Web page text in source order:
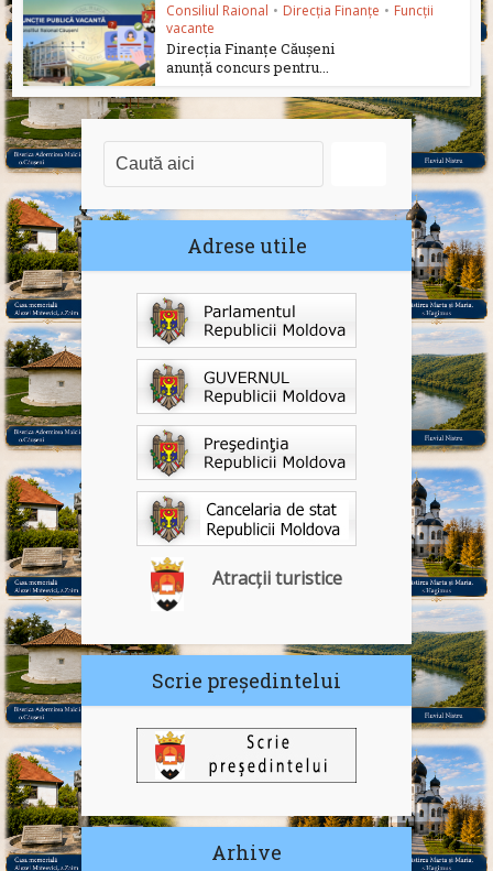
Consiliul Raional • Direcția Finanțe • Funcții
vacante
Direcția Finanțe Căușeni
anunță concurs pentru...
Adrese utile
Atracții turistice
Scrie președintelui
Arhive